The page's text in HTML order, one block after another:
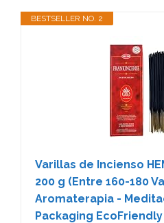
BESTSELLER NO. 2
Varillas de Incienso
200 g (Entre 160-180
Aromaterapia -
Packaging EcoFriendly